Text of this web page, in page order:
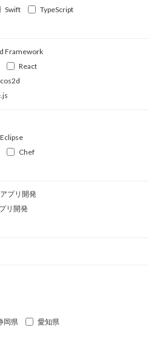
Swift
TypeScript
Framework
React
Eclipse
Chef
プリ開発
リ開発
岡県
愛知県